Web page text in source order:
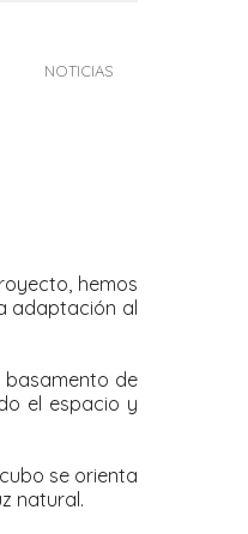
NOTICIAS
hemos
adaptación al
basamento de
el espacio y
se orienta
natural.